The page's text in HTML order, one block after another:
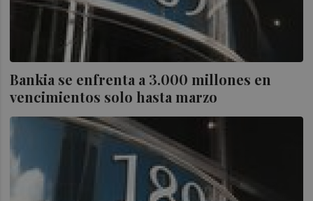
Bankia se enfrenta a 3.000 millones en
vencimientos solo hasta marzo